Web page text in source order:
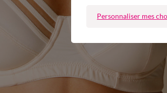
Personnaliser mes